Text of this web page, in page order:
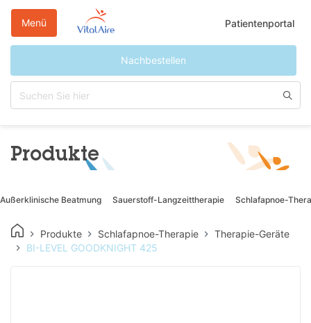
Patientenportal
Nachbestellen
Menü
Produkte
Außerklinische Beatmung Sauerstoff-Langzeittherapie Schlafapnoe-
Produkte Schlafapnoe-Therapie
Therapie-Geräte
BI-LEVEL GOODKNIGHT 425